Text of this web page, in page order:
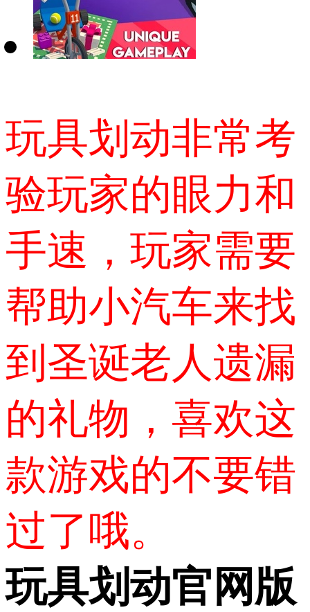
玩具划动非常考
验玩家的眼力和
手速，玩家需要
帮助小汽车来找
到圣诞老人遗漏
的礼物，喜欢这
款游戏的不要错
过了哦。
玩具划动官网版